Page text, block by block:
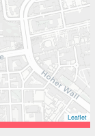
Leaflet